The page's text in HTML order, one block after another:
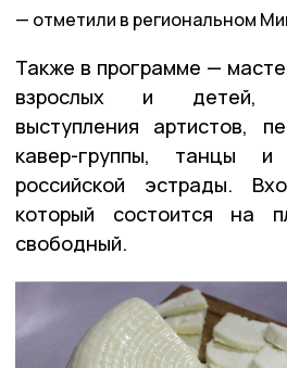
отметили в региональном
Также в программе —
взрослых и детей,
выступления артистов,
кавер-группы, танцы
российской эстрады.
который состоится на
свободный.